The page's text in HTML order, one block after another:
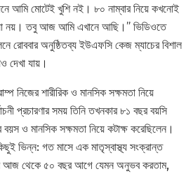
আমি মোটেই খুশি নই। ৮০ নাম্বার নিয়ে কখনোই
নয়। তবু আজ আমি এখানে আছি।” ভিডিওতে
রোববার অনুষ্ঠিতব্য ইউএফসি কেজ ম্যাচের বিশাল
দেখা যায়।
নিজের শারীরিক ও মানসিক সক্ষমতা নিয়ে
প্রচারণার সময় তিনি তখনকার ৮১ বছর বয়সি
বয়স ও মানসিক সক্ষমতা নিয়ে কটাক্ষ করেছিলেন।
ভিন্ন: গত মাসে এক মাতৃস্বাস্থ্য সংক্রান্ত
আজ থেকে ৫০ বছর আগে যেমন অনুভব করতাম,